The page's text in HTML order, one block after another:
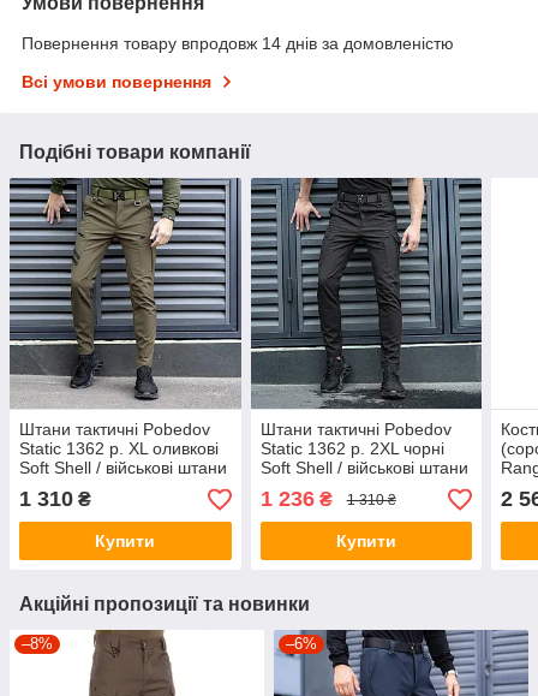
Повернення товару впродовж 14 днів за домовленістю
Всі умови повернення
Подібні товари компанії
Штани тактичні Pobedov
Static 1362 р. XL оливкові
Soft Shell / військові штани
весна осінь
1 310 ₴
Купити
Штани тактичні Pobedov
Static 1362 р. 2XL чорні
Soft Shell / військові штани
весна осінь
1 236₴ 1 310 ₴
Купити
2
Акційні пропозиції та новинки
–8% –6%